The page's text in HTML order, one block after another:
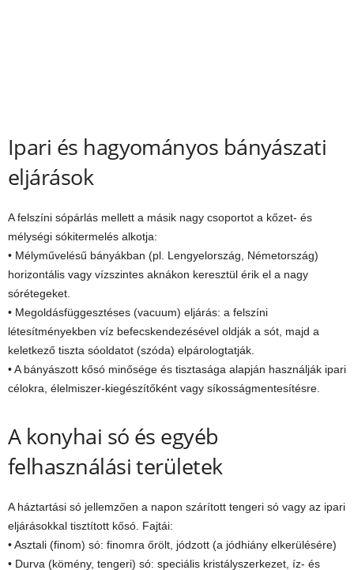
Ipari és hagyományos bányászati
eljárások
A felszíni sópárlás mellett a másik nagy csoportot a kőzet- és
mélységi sókitermelés alkotja:
• Mélyművelésű bányákban (pl. Lengyelország, Németország)
horizontális vagy vízszintes aknákon keresztül érik el a nagy
sórétegeket.
• Megoldásfüggesztéses (vacuum) eljárás: a felszíni
létesítményekben víz befecskendezésével oldják a sót, majd a
keletkező tiszta sóoldatot (szóda) elpárologtatják.
• A bányászott kősó minősége és tisztasága alapján használják ipari
célokra, élelmiszer-kiegészítőként vagy síkosságmentesítésre.
A konyhai só és egyéb
felhasználási területek
A háztartási só jellemzően a napon szárított tengeri só vagy az ipari
eljárásokkal tisztított kősó. Fajtái:
• Asztali (finom) só: finomra őrölt, jódzott (a jódhiány elkerülésére)
• Durva (kömény, tengeri) só: speciális kristályszerkezet, íz- és